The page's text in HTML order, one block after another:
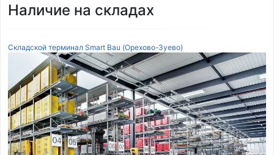
Наличие на складах
Складской терминал Smart Bau (Орехово-Зуево)